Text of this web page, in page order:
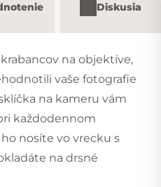
Diskusia
na objektíve,
vaše fotografie
na kameru vám
každodennom
nosíte vo vrecku s
na drsné